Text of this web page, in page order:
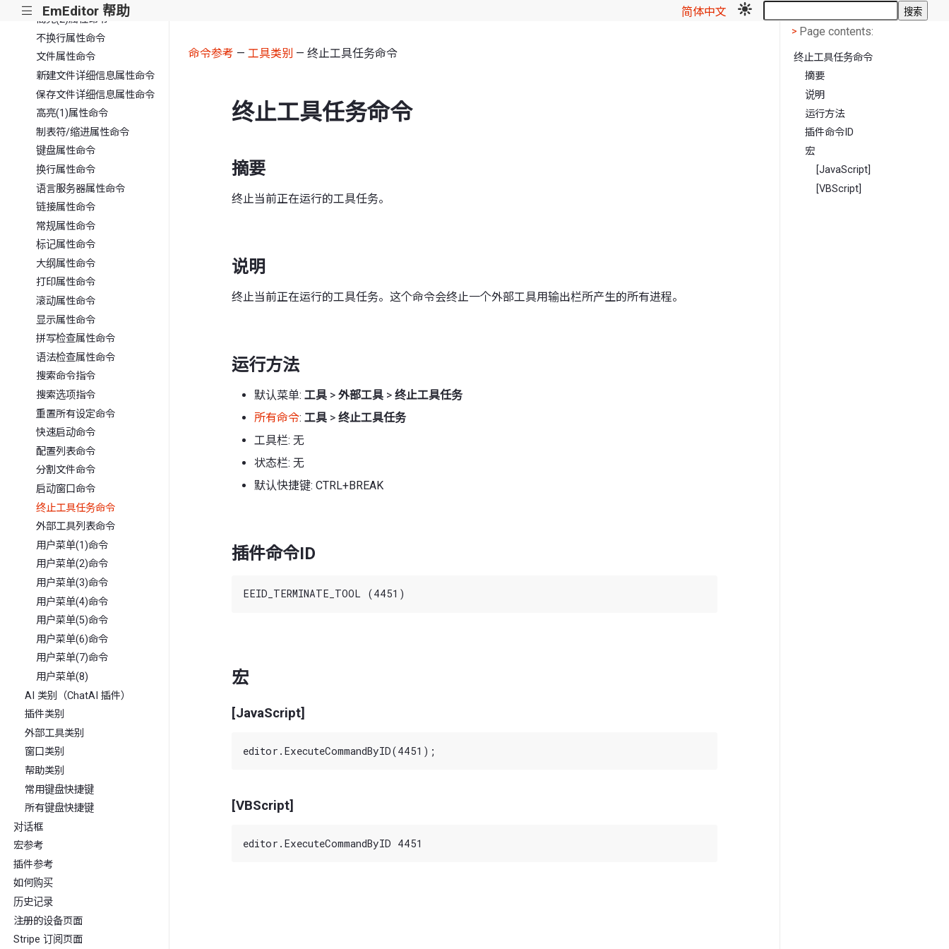
||| EmEditor 帮助 简体中文 搜索
高亮(2)属性命令
不换行属性命令
文件属性命令
新建文件详细信息属性命令
保存文件详细信息属性命令
高亮(1)属性命令
制表符/缩进属性命令
键盘属性命令
换行属性命令
语言服务器属性命令
链接属性命令
常规属性命令
标记属性命令
大纲属性命令
打印属性命令
滚动属性命令
显示属性命令
拼写检查属性命令
语法检查属性命令
搜索命令指令
搜索选项指令
重置所有设定命令
快速启动命令
配置列表命令
分割文件命令
启动窗口命令
终止工具任务命令
外部工具列表命令
用户菜单(1)命令
用户菜单(2)命令
用户菜单(3)命令
用户菜单(4)命令
用户菜单(5)命令
用户菜单(6)命令
用户菜单(7)命令
用户菜单(8)
AI 类别（ChatAI 插件）
插件类别
外部工具类别
窗口类别
帮助类别
常用键盘快捷键
所有键盘快捷键
对话框
宏参考
插件参考
如何购买
历史记录
注册的设备页面
Stripe 订阅页面
命令参考 — 工具类别 — 终止工具任务命令
终止工具任务命令
摘要
终止当前正在运行的工具任务。
说明
终止当前正在运行的工具任务。这个命令会终止一个外部工具用输出栏所产生的所有进程。
运行方法
默认菜单: 工具 > 外部工具 > 终止工具任务
所有命令: 工具 > 终止工具任务
工具栏: 无
状态栏: 无
默认快捷键: CTRL+BREAK
插件命令ID
宏
[JavaScript]
[VBScript]
< Page contents
> Page contents:
终止工具任务命令
摘要
说明
运行方法
插件命令ID
宏
[JavaScript]
[VBScript]